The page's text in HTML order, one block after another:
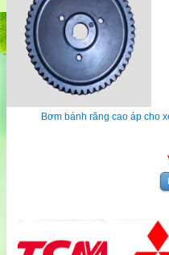
Bơm bánh răng cao áp cho